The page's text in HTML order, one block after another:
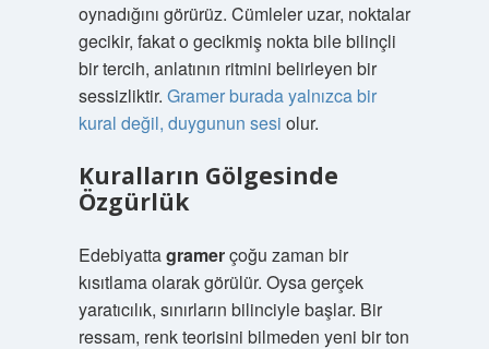
oynadığını görürüz. Cümleler uzar, noktalar
gecikir, fakat o gecikmiş nokta bile bilinçli
bir tercih, anlatının ritmini belirleyen bir
sessizliktir. Gramer burada yalnızca bir
kural değil, duygunun sesi olur.
Kuralların Gölgesinde
Özgürlük
Edebiyattagramerçoğu zaman bir
kısıtlama olarak görülür. Oysa gerçek
yaratıcılık, sınırların bilinciyle başlar. Bir
ressam, renk teorisini bilmeden yeni bir ton